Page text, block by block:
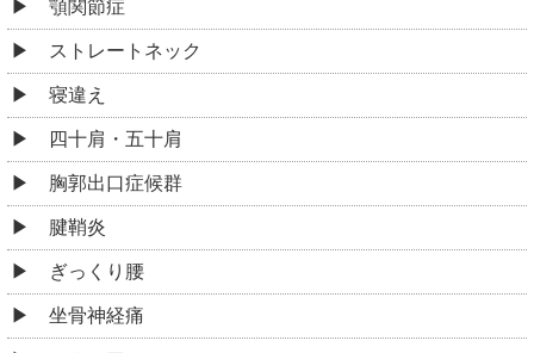
ヘルニア
側弯症
脊柱管狭窄症
腰椎分離症
股関節痛・変形性股関節症
膝痛・変形性膝関節症
鵞足炎
シンスプリント